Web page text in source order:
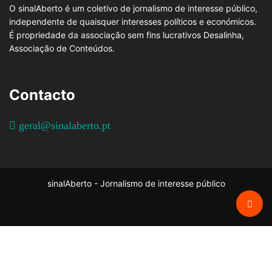
O sinalAberto é um coletivo de jornalismo de interesse público,
independente de quaisquer interesses políticos e económicos.
É propriedade da associação sem fins lucrativos Desalinha,
Associação de Conteúdos.
Contacto
geral@sinalaberto.pt
sinalAberto - Jornalismo de interesse público